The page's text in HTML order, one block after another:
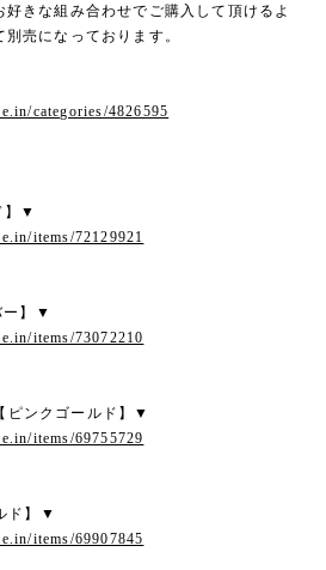
好きな組み合わせでご購入して頂けるよ
売になっております。
categories/4826595
】▼
items/72129921
ー】▼
items/73072210
ピンクゴールド】▼
items/69755729
ド】▼
items/69907845